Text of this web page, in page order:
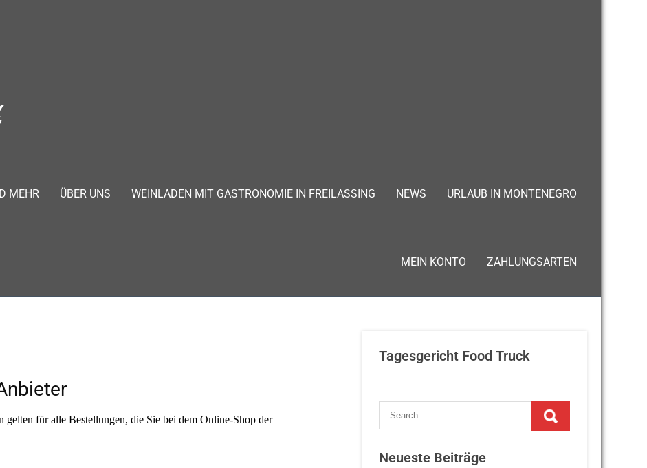
MEHR ÜBER UNS WEINLADEN MIT GASTRONOMIE IN FREILASSING NEWS URLAUB IN MONTENEGRO
MEIN KONTO ZAHLUNGSARTEN
für alle Bestellungen, die Sie bei dem Online-Shop der
Tagesgericht Food Truck
Neueste Beiträge